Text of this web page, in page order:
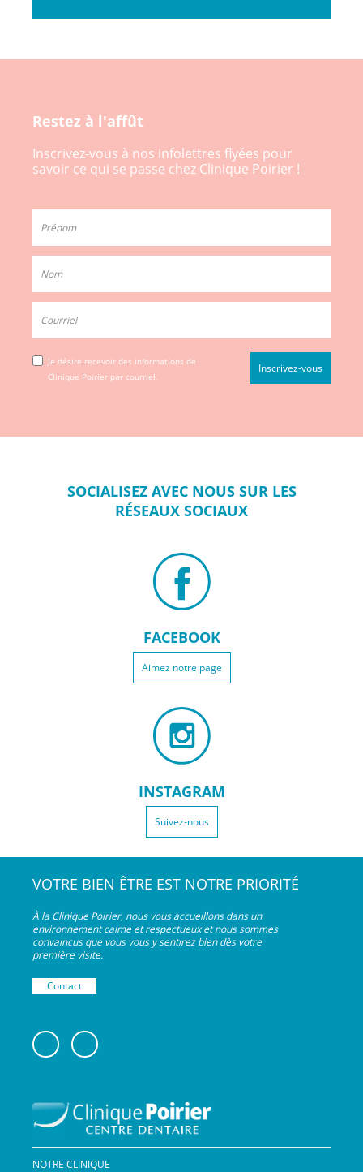
Restez à l'affût
Inscrivez-vous à nos infolettres flyées pour
savoir ce qui se passe chez Clinique Poirier !
Je désire recevoir des informations de
Clinique Poirier par courriel.
SOCIALISEZ AVEC NOUS SUR LES
RÉSEAUX SOCIAUX
FACEBOOK
Aimez notre page
INSTAGRAM
Suivez-nous
VOTRE BIEN ÊTRE EST NOTRE PRIORITÉ
À la Clinique Poirier, nous vous accueillons dans un
environnement calme et respectueux et nous sommes
convaincus que vous vous y sentirez bien dès votre
première visite.
Contact
NOTRE CLINIQUE